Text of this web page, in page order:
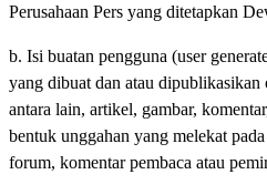
Perusahaan Pers yang ditetapkan
b. Isi buatan pengguna (user
yang dibuat dan atau dipublikasikan
antara lain, artikel, gambar,
bentuk unggahan yang melekat
forum, komentar pembaca atau